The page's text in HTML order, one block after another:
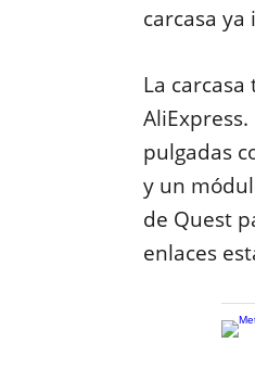
carcasa
La
pulgadas
y un
de Quest
enlaces